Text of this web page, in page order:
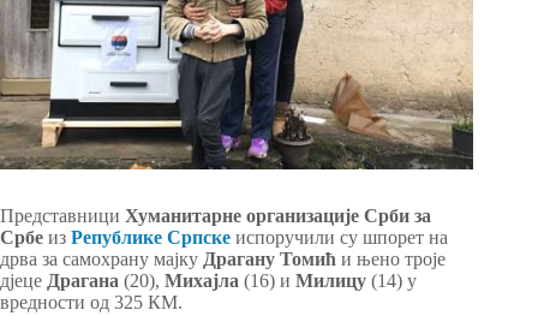
Представници Хуманитарне организације Срби за
Србе из Републике Српске испоручили су шпорет на
дрва за самохрану мајку Драгану Томић и њено троје
дјеце Драгана (20), Михајла (16) и Милицу (14) у
вредности од 325 КМ.